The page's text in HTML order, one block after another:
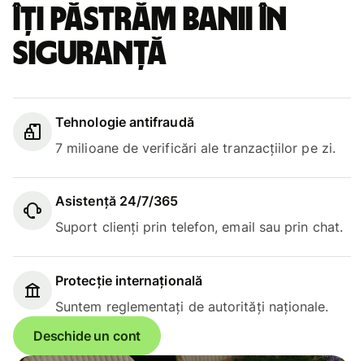
Îți păstrăm banii în
siguranță
Tehnologie antifraudă
7 milioane de verificări ale tranzacțiilor pe zi.
Asistență 24/7/365
Suport clienți prin telefon, email sau prin chat.
Protecție internațională
Suntem reglementați de autorități naționale.
Deschide un cont